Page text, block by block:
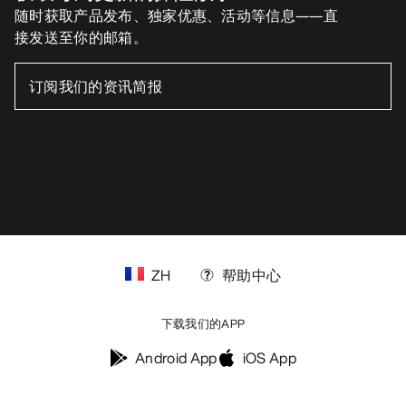
随时获取产品发布、独家优惠、活动等信息——直
接发送至你的邮箱。
ZH 帮助中心
下载我们的APP
Android App iOS App